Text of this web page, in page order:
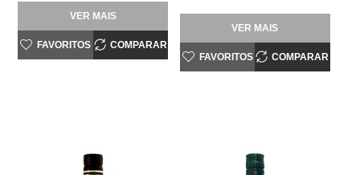
VER MAIS
FAVORITOS COMPARAR
VER MAIS
FAVORITOS COMPARAR